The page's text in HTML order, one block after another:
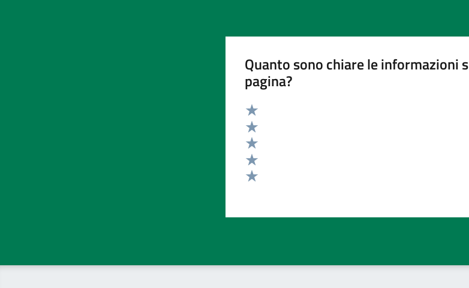
Quanto sono chiare le informazioni
pagina?
Valuta 5 stelle su 5
Valuta 4 stelle su 5
Valuta 3 stelle su 5
Valuta 2 stelle su 5